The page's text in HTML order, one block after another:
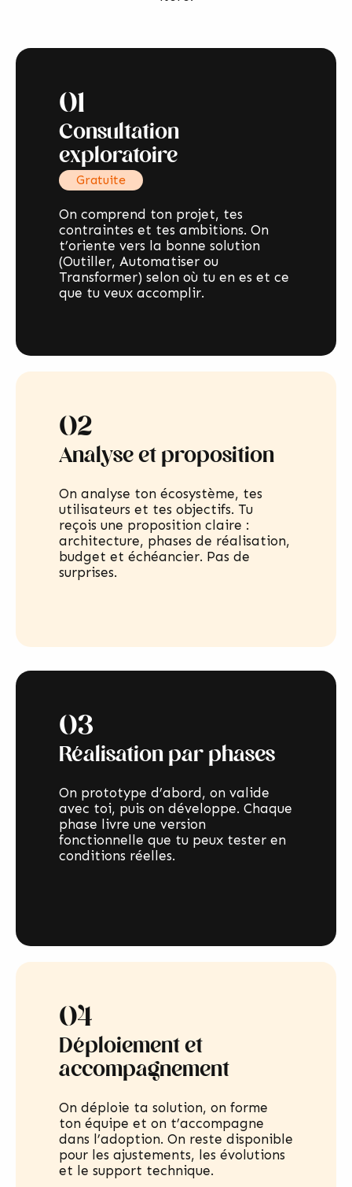
01
Consultation
exploratoire
Gratuite
On comprend ton projet, tes
contraintes et tes ambitions. On
t’oriente vers la bonne solution
(Outiller, Automatiser ou
Transformer) selon où tu en es et ce
que tu veux accomplir.
02
Analyse et proposition
On analyse ton écosystème, tes
utilisateurs et tes objectifs. Tu
reçois une proposition claire :
architecture, phases de réalisation,
budget et échéancier. Pas de
surprises.
03
Réalisation par phases
On prototype d’abord, on valide
avec toi, puis on développe. Chaque
phase livre une version
fonctionnelle que tu peux tester en
conditions réelles.
04
Déploiement et
accompagnement
On déploie ta solution, on forme
ton équipe et on t’accompagne
dans l’adoption. On reste disponible
pour les ajustements, les évolutions
et le support technique.